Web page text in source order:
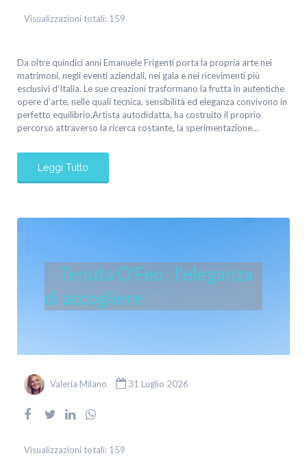
Visualizzazioni totali: 159
Da oltre quindici anni Emanuele Frigenti porta la propria arte nei
matrimoni, negli eventi aziendali, nei gala e nei ricevimenti più
esclusivi d’Italia. Le sue creazioni trasformano la frutta in autentiche
opere d’arte, nelle quali tecnica, sensibilità ed eleganza convivono in
perfetto equilibrio.Artista autodidatta, ha costruito il proprio
percorso attraverso la ricerca costante, la sperimentazione…
Leggi Tutto
Tenuta O’Feo : l’eleganza
di accogliere
Valeria Milano 31 Luglio 2026
Visualizzazioni totali: 159